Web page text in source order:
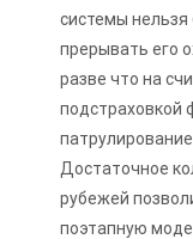
системы нельзя
прерывать его
разве что на
подстраховкой
Достаточное
рубежей
поэтапную